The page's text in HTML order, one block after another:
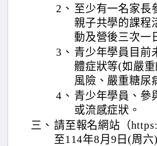
2、 至少有一名家長
親子共學的課程
動及營後三次一
3、 青少年學員目前
體症狀等(如嚴
風險、嚴重糖尿
4、 青少年學員、參
或流感症狀。
三、 請至報名網站（
至114年8月9日(周六